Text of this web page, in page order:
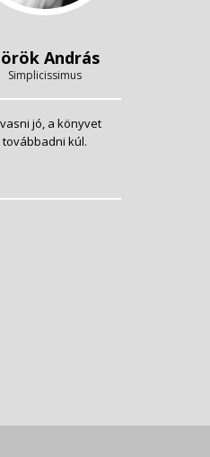
András
Simplicissimus
jó, a könyvet
továbbadni kúl.